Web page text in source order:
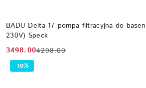
BADU Delta 17 pompa filtracyjna do
230V) Speck
Cena
promocyjna:
3498.00
Cena
przed
4298.00
-10%